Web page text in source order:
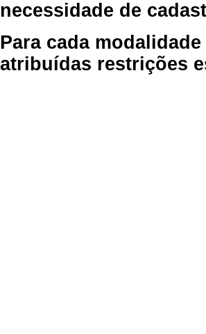
necessidade de
Para cada
atribuídas restrições